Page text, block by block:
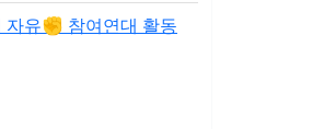
자유✊ 참여연대 활동